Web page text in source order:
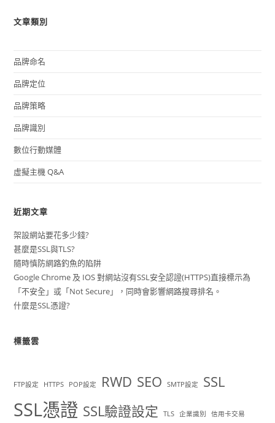
文章類別
品牌命名
品牌定位
品牌策略
品牌識別
數位行動媒體
虛擬主機 Q&A
近期文章
架設網站要花多少錢?
甚麼是SSL與TLS?
隨時慎防網路釣魚的陷阱
Google Chrome 及 IOS 對網站沒有SSL安全認證(HTTPS)直接標示為
「不安全」或「Not Secure」，同時會影響網路搜尋排名。
什麼是SSL憑證?
標籤雲
FTP設定 HTTPS POP設定 RWD SEO SMTP設定 SSL
SSL憑證 SSL驗證設定 TLS 企業識別 信用卡交易